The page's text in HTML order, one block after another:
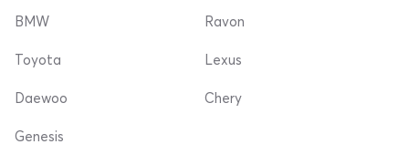
BMW
Toyota
Daewoo
Ravon
Lexus
Chery
Genesis